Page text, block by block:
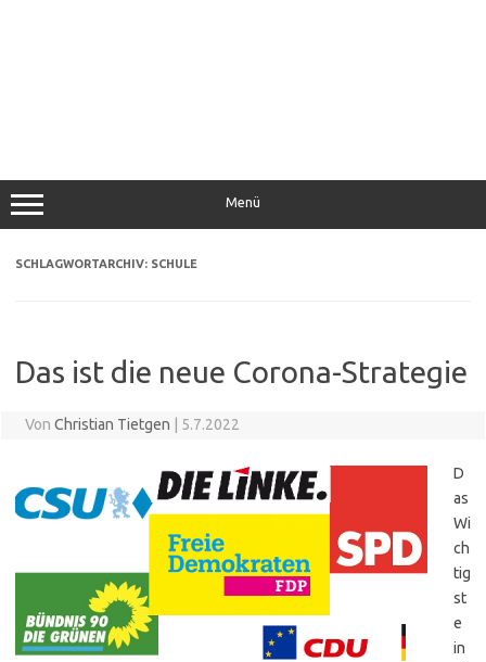
Menü
SCHLAGWORTARCHIV: SCHULE
Das ist die neue Corona-Strategie
Von Christian Tietgen | 5.7.2022
D
as
Wi
ch
tig
st
e
in